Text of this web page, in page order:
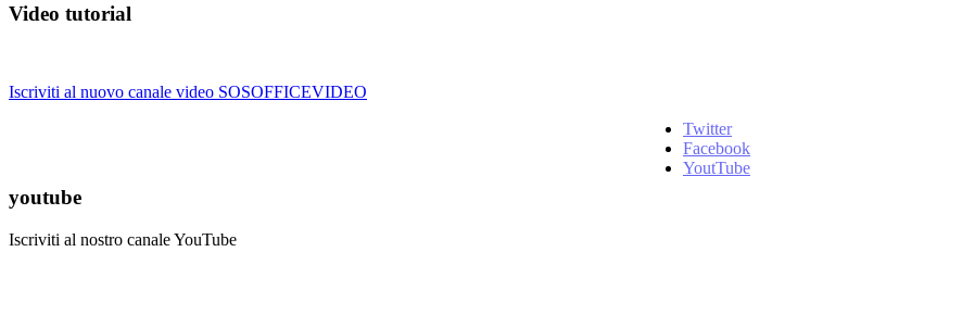
Video tutorial
Iscriviti al nuovo canale video SOSOFFICEVIDEO
Twitter
Facebook
YoutTube
youtube
Iscriviti al nostro canale YouTube